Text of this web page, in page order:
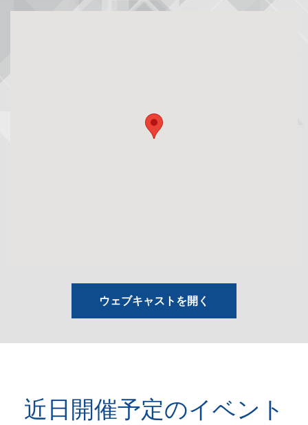
ウェブキャストを開く
近日開催予定のイベント